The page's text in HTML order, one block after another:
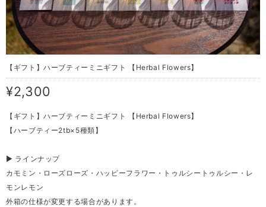
【ギフト】ハーブティーミニギフト 【Herbal Flowers】
¥2,300
【ギフト】ハーブティーミニギフト 【Herbal Flowers】
【ハーブティー2tb×5種類】
▶︎ ラインナップ
カモミン・ローズローズ・ハッピーフラワー・トゥルシートゥルシー・レ
モンレモン
外箱の仕様が変更する場合があります。